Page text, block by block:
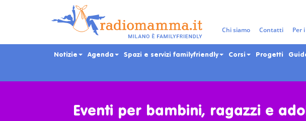
Chi siamo Contatti Per
Notizie Agenda Spazi e servizi familyfriendly Corsi Progetti
Eventi per bambini, ragazzi e